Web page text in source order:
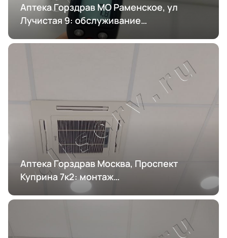
Аптека Горздрав МО Раменское, ул
Лучистая 9: обслуживание
кондиционирования
Аптека Горздрав Москва, Проспект
Куприна 7к2: монтаж
кондиционирования